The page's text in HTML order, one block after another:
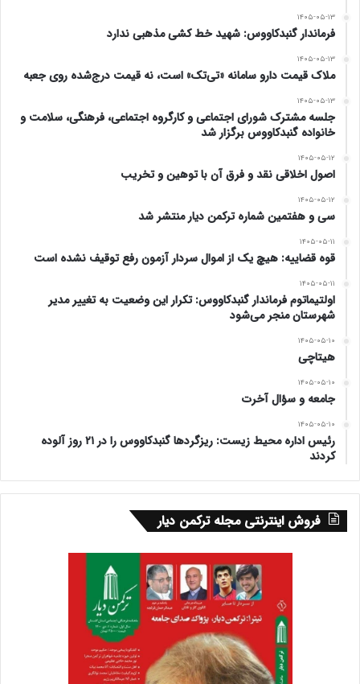
۱۴۰۵-۰۵-۱۳
فرماندار گنبدکاووس: شهید خط کشی مذهبی ندارد
۱۴۰۵-۰۵-۱۳
ملاک قیمت دارو سامانه «تی‌تک» است، نه قیمت درج‌شده روی جعبه
۱۴۰۵-۰۵-۱۳
جلسه مشترک شورای اجتماعی و کارگروه اجتماعی، فرهنگی، سلامت و
خانواده گنبدکاووس برگزار شد
۱۴۰۵-۰۵-۱۲
اصول اخلاقی نقد و فرق آن با توهین و تخریب
۱۴۰۵-۰۵-۱۲
سی و هفتمین شماره ترکمن دیار منتشر شد
۱۴۰۵-۰۵-۱۱
قوه قضاییه: هیچ یک از اموال سردار آزمون رفع توقیف نشده است
۱۴۰۵-۰۵-۱۱
اولتیماتوم فرماندار گنبدکاووس: تکرار این وضعیت به تغییر مدیر
شهرستان منجر می‌شود
۱۴۰۵-۰۵-۱۰
هیتاچی
۱۴۰۵-۰۵-۱۰
جامعه و سؤال آخرت
۱۴۰۵-۰۵-۱۰
رئیس اداره محیط زیست: ریزگردها گنبدکاووس را در ۲۱ روز آلوده
کردند
فروش اینترنتی مجله ترکمن دیار